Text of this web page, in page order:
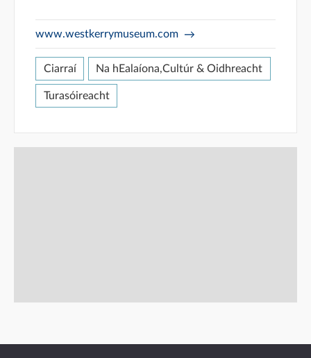
www.westkerrymuseum.com
Ciarraí Na hEalaíona,Cultúr & Oidhreacht
Turasóireacht